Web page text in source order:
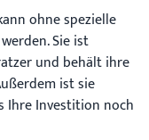
ohne spezielle
Sie ist
und behält ihre
ist sie
Ihre Investition noch